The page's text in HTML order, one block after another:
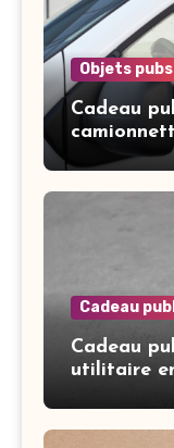
Objets pubs
Cadeau
Cadeau
Cadeau
utilitaire